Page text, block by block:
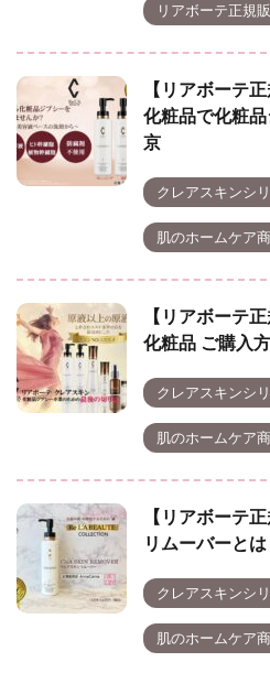
リアボーテ正規
【リアボーテ
化粧品で化粧
京
クレアスキンシ
肌のホームケア
【リアボーテ
化粧品 ご購入
クレアスキンシ
肌のホームケア
【リアボーテ
リムーバーと
クレアスキンシ
肌のホームケア